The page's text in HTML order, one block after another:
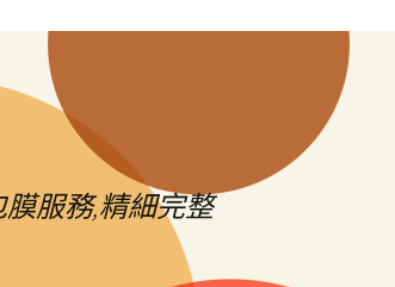
服務,精細完整